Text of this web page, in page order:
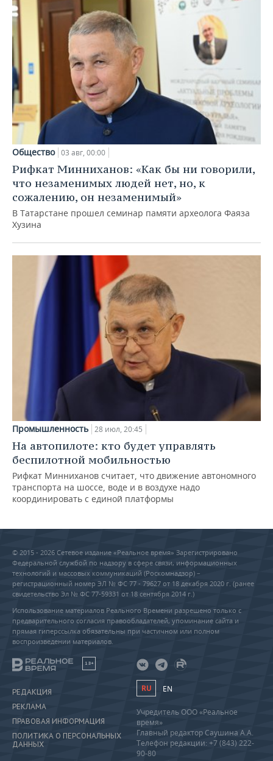
Общество 03 авг, 00:00
Рифкат Минниханов: «Как бы ни говорили,
что незаменимых людей нет, но, к
сожалению, он незаменимый»
В Татарстане прошел семинар памяти археолога Фаяза
Хузина
Промышленность 28 июл, 20:45
На автопилоте: кто будет управлять
беспилотной мобильностью
Рифкат Минниханов считает, что движение автономного
транспорта на шоссе, воде и в воздухе надо
координировать с единой платформы
© 2015 - 2026 Сетевое издание «Реальное время» Зарегистрировано
Федеральной службой по надзору в сфере связи, информационных
технологий и массовых коммуникаций (Роскомнадзор) –
регистрационный номер ЭЛ № ФС 77 - 79627 от 18 декабря 2020 г. (ранее
свидетельство Эл № ФС 77-59331 от 18 сентября 2014 г.)
Использование материалов Реального Времени разрешено только с
предварительного согласия правообладателей, упоминание сайта и
прямая гиперссылка обязательны при частичном или полном
воспроизведении материалов.
18+
РЕДАКЦИЯ
РЕКЛАМА
ПРАВОВАЯ ИНФОРМАЦИЯ
ПОЛИТИКА О ПЕРСОНАЛЬНЫХ
ДАННЫХ
RU EN
Учредитель ООО «Реальное
время»
Главный редактор Саушина А.А.
Телефон редакции: +7 (843) 222-
90-80